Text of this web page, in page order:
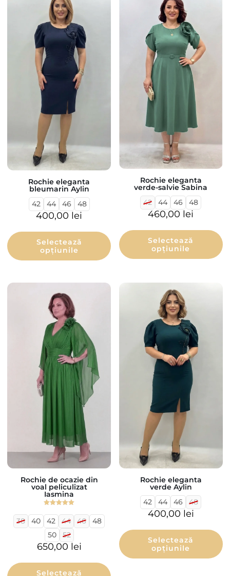
Rochie eleganta
bleumarin Aylin
42
44 46 48
400,00 lei
Selectează
opțiunile
Rochie eleganta
verde-salvie Sabina
42
44 46 48
460,00 lei
Selectează
opțiunile
Rochie de ocazie din
voal peliculizat
Iasmina
5.00
din 5
38 40 42 44 46
48
50
52
650,00 lei
Selectează
Rochie eleganta
verde Aylin
42
44 46 48
400,00 lei
Selectează
opțiunile